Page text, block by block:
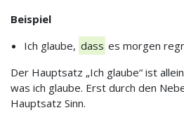
Beispiel
Ich glaube, dass es morgen
Der Hauptsatz „Ich glaube“ ist
was ich glaube. Erst durch den
Hauptsatz Sinn.